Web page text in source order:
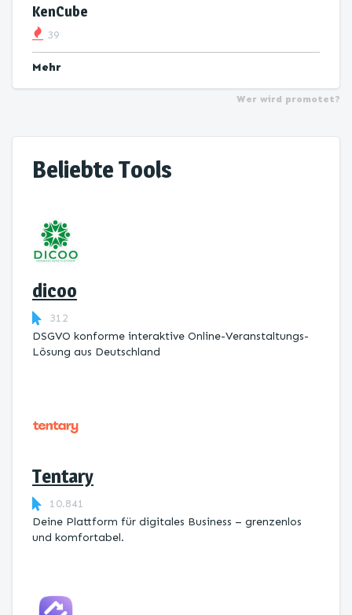
KenCube
39
Mehr
Wer wird promotet?
Beliebte Tools
dicoo
312
DSGVO konforme interaktive Online-Veranstaltungs-
Lösung aus Deutschland
Tentary
10.841
Deine Plattform für digitales Business – grenzenlos
und komfortabel.